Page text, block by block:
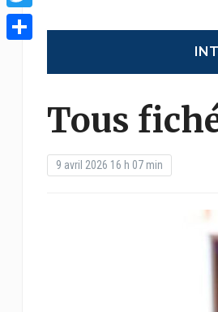
Tous
9 avril 2026 16 h 07 min
Twitter